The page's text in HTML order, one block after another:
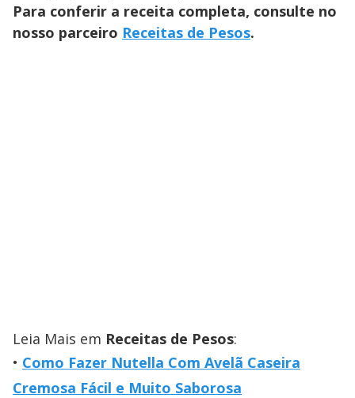
Para conferir a receita completa, consulte no
nosso parceiro Receitas de Pesos.
Leia Mais em Receitas de Pesos:
Como Fazer Nutella Com Avelã Caseira
Cremosa Fácil e Muito Saborosa